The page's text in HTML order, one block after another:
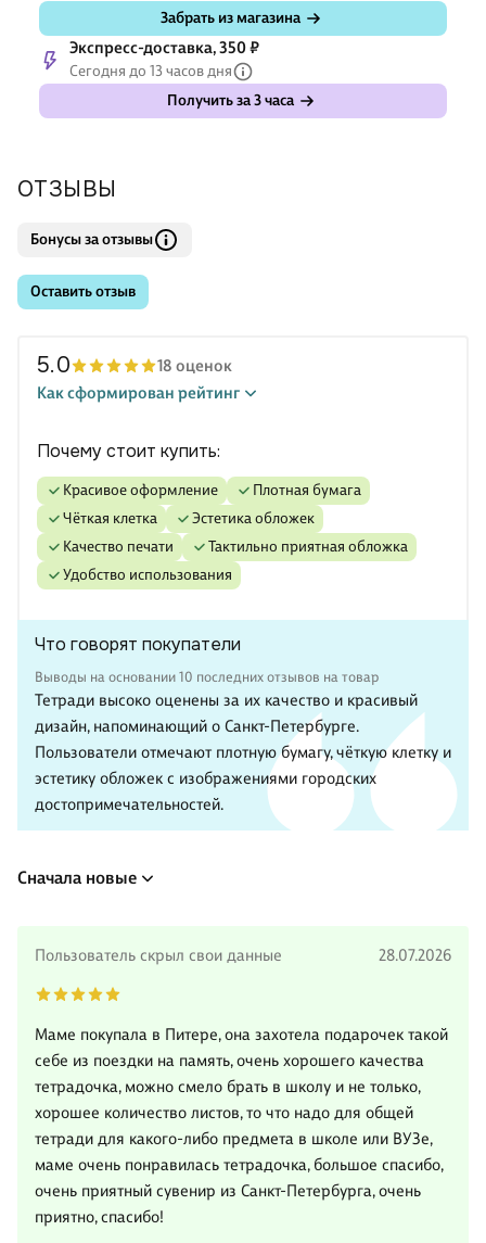
Забрать из магазина
Экспресс-доставка, 350 ₽
Сегодня до 13 часов дня
Получить за 3 часа
ОТЗЫВЫ
Бонусы за отзывы
Оставить отзыв
5.0
18 оценок
Как сформирован рейтинг
Почему стоит купить:
красивое оформление
плотная бумага
чёткая клетка
эстетика обложек
качество печати
тактильно приятная обложка
удобство использования
Что говорят покупатели
Выводы на основании 10 последних отзывов на товар
Тетради высоко оценены за их качество и красивый
дизайн, напоминающий о Санкт-Петербурге.
Пользователи отмечают плотную бумагу, чёткую клетку и
эстетику обложек с изображениями городских
достопримечательностей.
Сначала новые
Пользователь скрыл свои данные 28.07.2026
Маме покупала в Питере, она захотела подарочек такой
себе из поездки на память, очень хорошего качества
тетрадочка, можно смело брать в школу и не только,
хорошее количество листов, то что надо для общей
тетради для какого-либо предмета в школе или ВУЗе,
маме очень понравилась тетрадочка, большое спасибо,
очень приятный сувенир из Санкт-Петербурга, очень
приятно, спасибо!